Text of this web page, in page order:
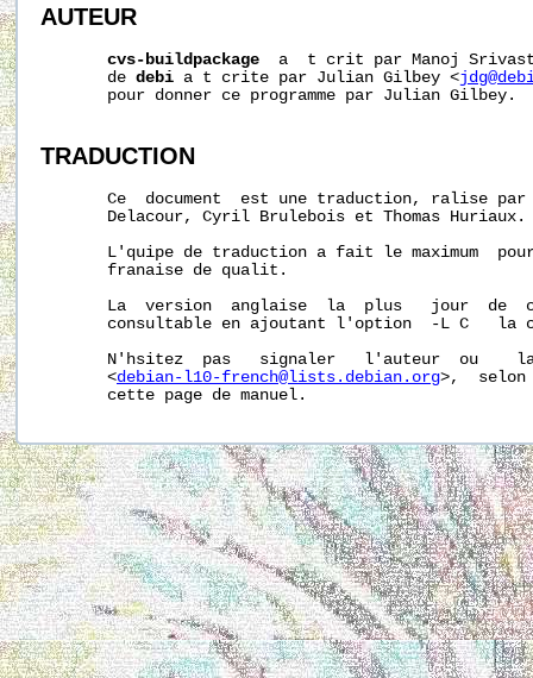
AUTEUR
cvs-buildpackage
a  t crit par Manoj
       de
debi a t crite par Julian Gilbey <
       pour donner ce programme par Julian Gilbey.
TRADUCTION
Ce  document  est une traduction, ralise
       Delacour, Cyril Brulebois et Thomas Huriaux.
L'quipe de traduction a fait le maximum
       franaise de qualit.
La  version  anglaise  la  plus   jour  de
consultable en ajoutant l'option  -L C   la
N'hsitez  pas   signaler   l'auteur  ou
       <
debian-l10-french@lists.debian.org>,  selon